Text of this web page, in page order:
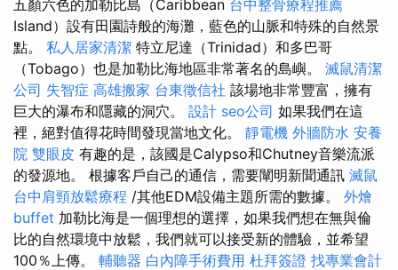
五顏六色的加勒比島（Caribbean 台中整骨療程推薦
Island）設有田園詩般的海灘，藍色的山脈和特殊的自然景
點。 私人居家清潔 特立尼達（Trinidad）和多巴哥
（Tobago）也是加勒比海地區非常著名的島嶼。 滅鼠清潔
公司 失智症 高雄搬家 台東徵信社 該場地非常豐富，擁有
巨大的瀑布和隱藏的洞穴。 設計 seo公司 如果我們在這
裡，絕對值得花時間發現當地文化。 靜電機 外牆防水 安養
院 雙眼皮 有趣的是，該國是Calypso和Chutney音樂流派
的發源地。 根據客戶自己的通信，需要闡明新聞通訊 滅鼠
台中肩頸放鬆療程 /其他EDM設備主題所需的數據。 外燴
buffet 加勒比海是一個理想的選擇，如果我們想在無與倫
比的自然環境中放鬆，我們就可以接受新的體驗，並希望
100％上傳。 輔聽器 白內障手術費用 杜拜簽證 找專業會計